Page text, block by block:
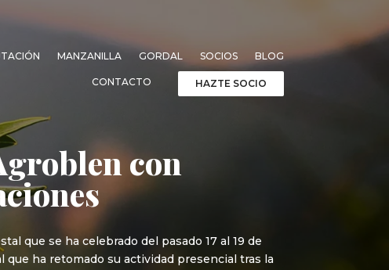
MANZANILLA GORDAL SOCIOS BLOG
CONTACTO HAZTE SOCIO
con
que se ha celebrado del pasado 17 al 19 de
ha retomado su actividad presencial tras la